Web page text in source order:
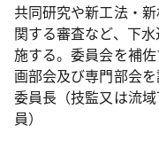
共同研究や新工法・
関する審査など、下
施する。委員会を補
画部会及び専門部会を
委員長（技監又は流
員）